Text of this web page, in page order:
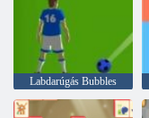
Labdarúgás Bubbles